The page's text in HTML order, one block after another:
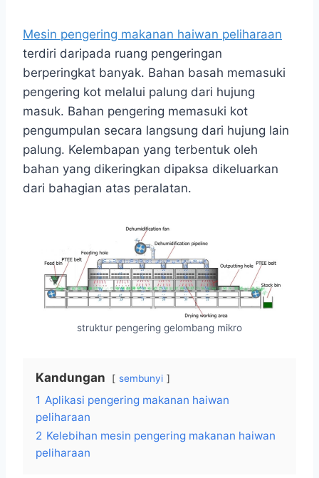
Mesin pengering makanan haiwan peliharaan
terdiri daripada ruang pengeringan
berperingkat banyak. Bahan basah memasuki
pengering kot melalui palung dari hujung
masuk. Bahan pengering memasuki kot
pengumpulan secara langsung dari hujung lain
palung. Kelembapan yang terbentuk oleh
bahan yang dikeringkan dipaksa dikeluarkan
dari bahagian atas peralatan.
struktur pengering gelombang mikro
Kandungan sembunyi
1 Aplikasi pengering makanan haiwan
peliharaan
2 Kelebihan mesin pengering makanan haiwan
peliharaan